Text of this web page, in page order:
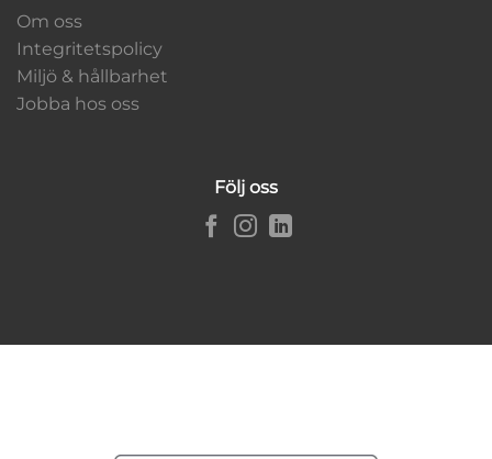
Om oss
Integritetspolicy
Miljö & hållbarhet
Jobba hos oss
Följ oss